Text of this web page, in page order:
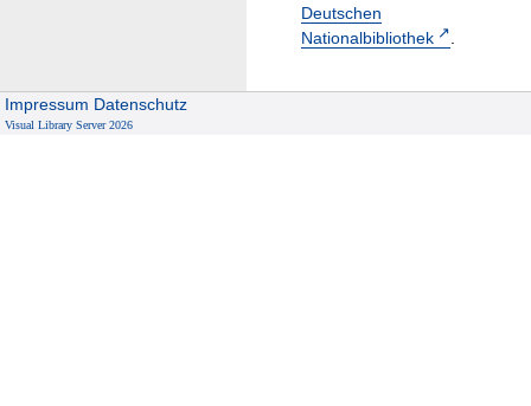
Deutschen
Nationalbibliothek
.
Impressum Datenschutz
Visual Library Server 2026